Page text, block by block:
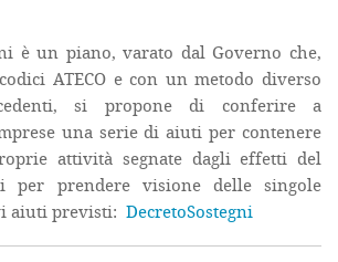
è un piano, varato dal Governo che,
ATECO e con un metodo diverso
si propone di conferire a
una serie di aiuti per contenere
attività segnate dagli effetti del
per prendere visione delle singole
aiuti previsti: DecretoSostegni